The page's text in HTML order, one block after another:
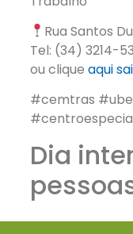
Rua Santos
Tel: (34) 3214-
ou clique aqui
#cemtras
Dia